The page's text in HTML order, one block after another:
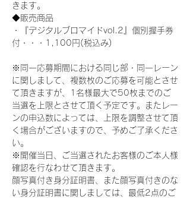
きます。
◆販売商品
・『デジタルブロマイドvol.2』個別握手券
付・・・1,100円(税込み)
※同一応募期間における同じ部・同一レーン
に関しまして、複数枚のご応募を可能とさせ
て頂きますが、1名様最大で50枚までのご
当選を上限とさせて頂く予定です。またレー
ンの申込数によっては、上限を調整させて頂
く場合がございますので、予めご了承くださ
い。
※開催当日、ご当選されたお客様のご本人様
確認を行なわせて頂きます。
顔写真付き身分証明書、また顔写真付きのな
い身分証明書に関しましては、最低2点のご